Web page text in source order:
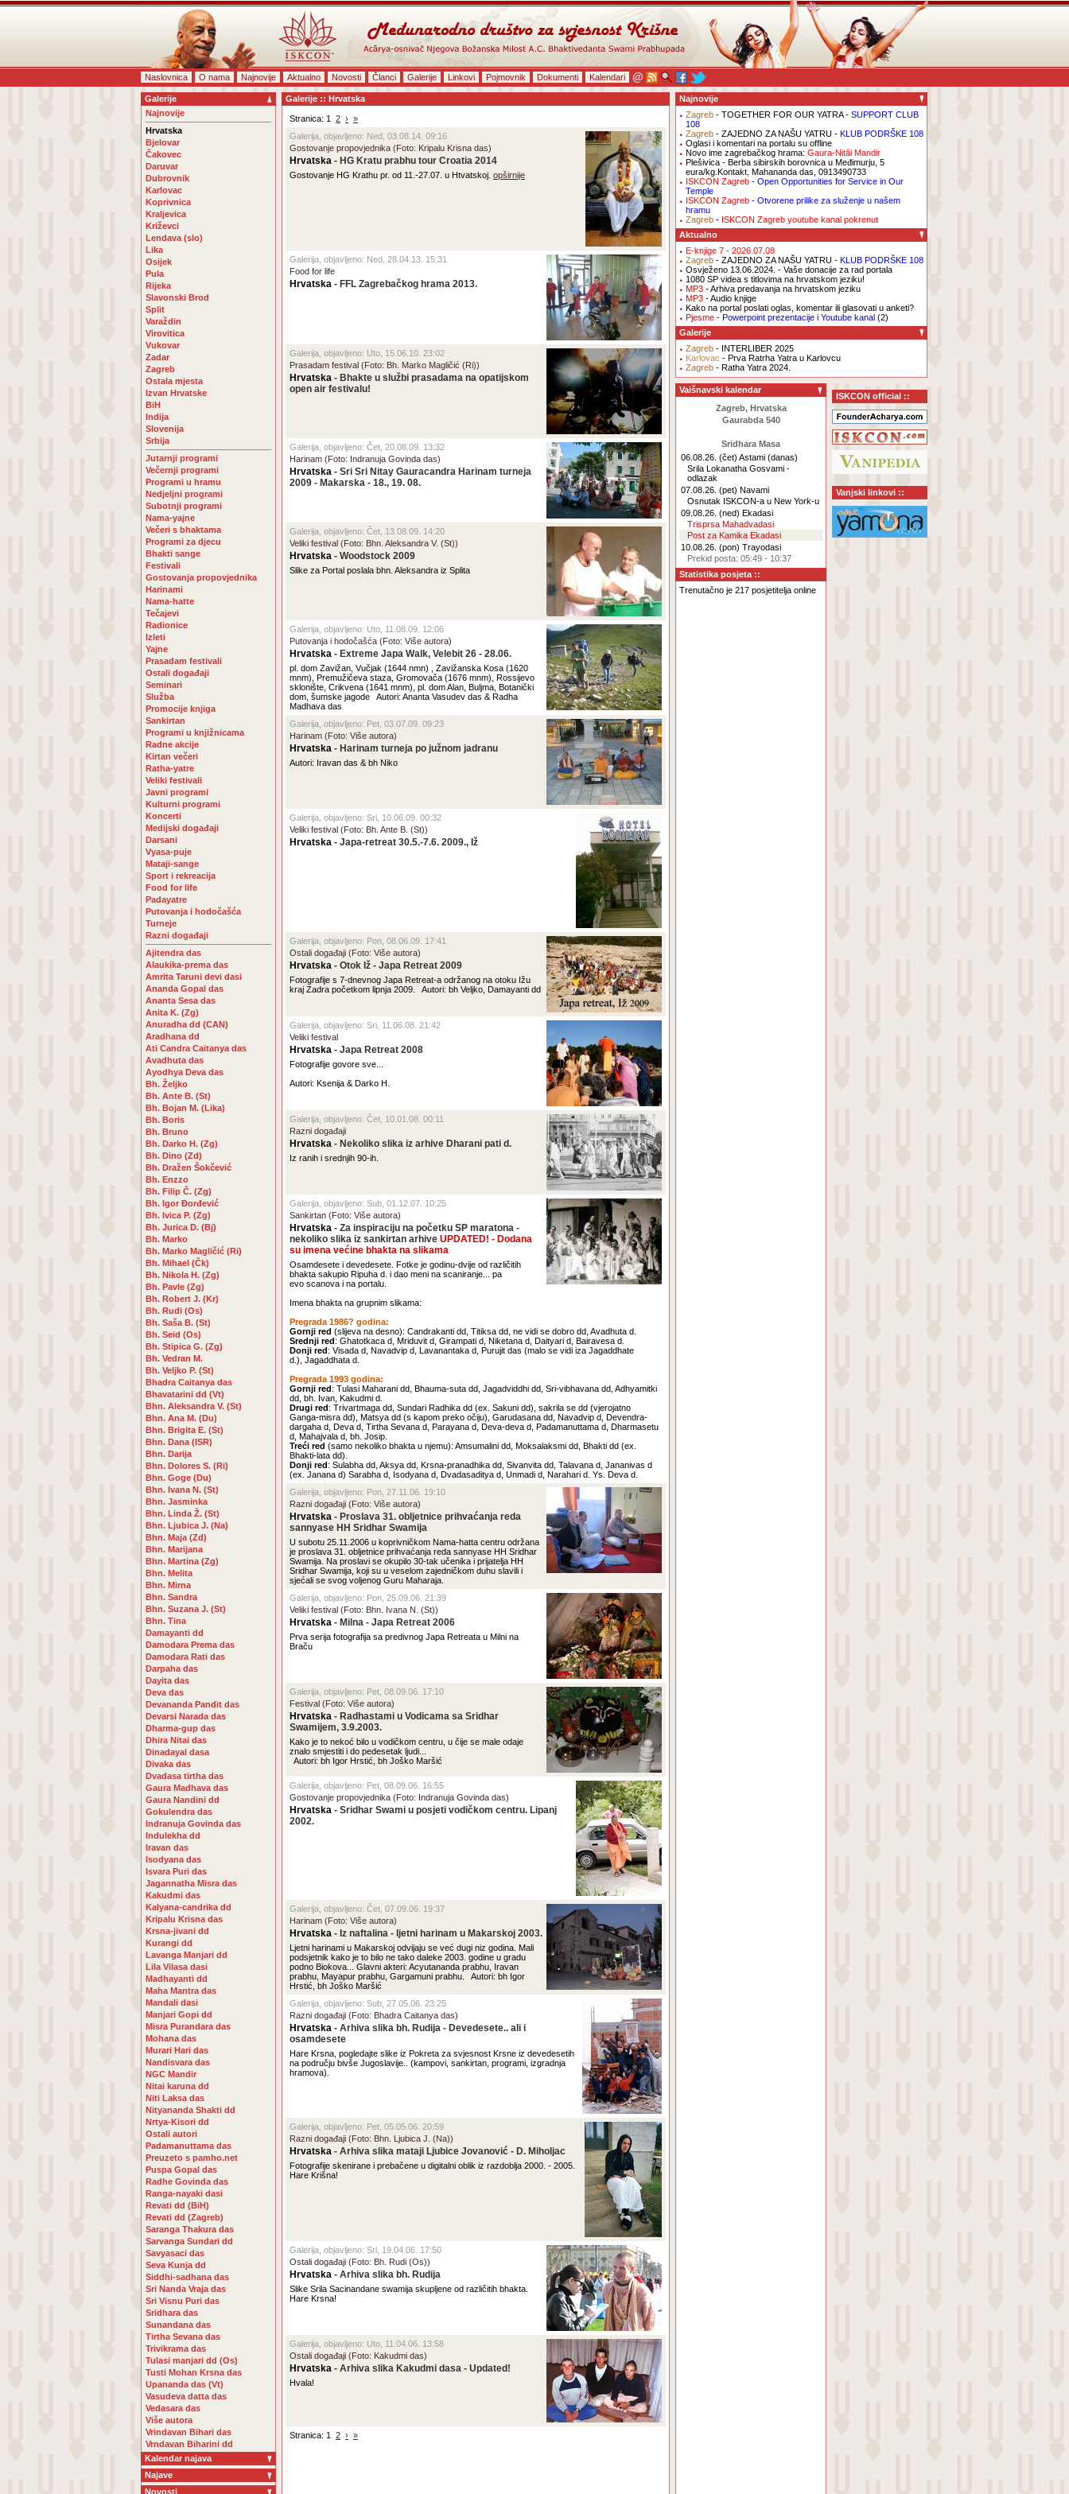
Naslovnica O nama Najnovije Aktualno Novosti Članci Galerije Linkovi Pojmovnik Dokumenti Kalendari
Galerije
Najnovije
Hrvatska
Bjelovar
Čakovec
Daruvar
Dubrovnik
Karlovac
Koprivnica
Kraljevica
Križevci
Lendava (slo)
Lika
Osijek
Pula
Rijeka
Slavonski Brod
Split
Varaždin
Virovitica
Vukovar
Zadar
Zagreb
Ostala mjesta
Izvan Hrvatske
BiH
Indija
Slovenija
Srbija
Jutarnji programi
Večernji programi
Programi u hramu
Nedjeljni programi
Subotnji programi
Nama-yajne
Večeri s bhaktama
Programi za djecu
Bhakti sange
Festivali
Gostovanja propovjednika
Harinami
Nama-hatte
Tečajevi
Radionice
Izleti
Yajne
Prasadam festivali
Ostali događaji
Seminari
Služba
Promocije knjiga
Sankirtan
Programi u knjižnicama
Radne akcije
Kirtan večeri
Ratha-yatre
Veliki festivali
Javni programi
Kulturni programi
Koncerti
Medijski događaji
Darsani
Vyasa-puje
Mataji-sange
Sport i rekreacija
Food for life
Padayatre
Putovanja i hodočašća
Turneje
Razni događaji
Ajitendra das
Alaukika-prema das
Amrita Taruni devi dasi
Ananda Gopal das
Ananta Sesa das
Anita K. (Zg)
Anuradha dd (CAN)
Aradhana dd
Ati Candra Caitanya das
Avadhuta das
Ayodhya Deva das
Bh. Željko
Bh. Ante B. (St)
Bh. Bojan M. (Lika)
Bh. Boris
Bh. Bruno
Bh. Darko H. (Zg)
Bh. Dino (Zd)
Bh. Dražen Šokčević
Bh. Enzzo
Bh. Filip Č. (Zg)
Bh. Igor Đorđević
Bh. Ivica P. (Zg)
Bh. Jurica D. (Bj)
Bh. Marko
Bh. Marko Magličić (Ri)
Bh. Mihael (Čk)
Bh. Nikola H. (Zg)
Bh. Pavle (Zg)
Bh. Robert J. (Kr)
Bh. Rudi (Os)
Bh. Saša B. (St)
Bh. Seid (Os)
Bh. Stipica G. (Zg)
Bh. Vedran M.
Bh. Veljko P. (St)
Bhadra Caitanya das
Bhavatarini dd (Vt)
Bhn. Aleksandra V. (St)
Bhn. Ana M. (Du)
Bhn. Brigita E. (St)
Bhn. Dana (ISR)
Bhn. Darija
Bhn. Dolores S. (Ri)
Bhn. Goge (Du)
Bhn. Ivana N. (St)
Bhn. Jasminka
Bhn. Linda Ž. (St)
Bhn. Ljubica J. (Na)
Bhn. Maja (Zd)
Bhn. Marijana
Bhn. Martina (Zg)
Bhn. Melita
Bhn. Mirna
Bhn. Sandra
Bhn. Suzana J. (St)
Bhn. Tina
Damayanti dd
Damodara Prema das
Damodara Rati das
Darpaha das
Dayita das
Deva das
Devananda Pandit das
Devarsi Narada das
Dharma-gup das
Dhira Nitai das
Dinadayal dasa
Divaka das
Dvadasa tirtha das
Gaura Madhava das
Gaura Nandini dd
Gokulendra das
Indranuja Govinda das
Indulekha dd
Iravan das
Isodyana das
Isvara Puri das
Jagannatha Misra das
Kakudmi das
Kalyana-candrika dd
Kripalu Krisna das
Krsna-jivani dd
Kurangi dd
Lavanga Manjari dd
Lila Vilasa dasi
Madhayanti dd
Maha Mantra das
Mandali dasi
Manjari Gopi dd
Misra Purandara das
Mohana das
Murari Hari das
Nandisvara das
NGC Mandir
Nitai karuna dd
Niti Laksa das
Nityananda Shakti dd
Nrtya-Kisori dd
Ostali autori
Padamanuttama das
Preuzeto s pamho.net
Puspa Gopal das
Radhe Govinda das
Ranga-nayaki dasi
Revati dd (BiH)
Revati dd (Zagreb)
Saranga Thakura das
Sarvanga Sundari dd
Savyasaci das
Seva Kunja dd
Siddhi-sadhana das
Sri Nanda Vraja das
Sri Visnu Puri das
Sridhara das
Sunandana das
Tirtha Sevana das
Trivikrama das
Tulasi manjari dd (Os)
Tusti Mohan Krsna das
Upananda das (Vt)
Vasudeva datta das
Vedasara das
Više autora
Vrindavan Bihari das
Vrndavan Biharini dd
Kalendar najava
Najave
Novosti
Galerije :: Hrvatska
Stranica: 1 2 › »
Galerija, objavljeno: Ned, 03.08.14. 09:16
Gostovanje propovjednika (Foto: Kripalu Krisna das)
Hrvatska - HG Kratu prabhu tour Croatia 2014
Gostovanje HG Krathu pr. od 11.-27.07. u Htvatskoj. opširnije
Galerija, objavljeno: Ned, 28.04.13. 15:31
Food for life
Hrvatska - FFL Zagrebačkog hrama 2013.
Galerija, objavljeno: Uto, 15.06.10. 23:02
Prasadam festival (Foto: Bh. Marko Magličić (Ri))
Hrvatska - Bhakte u službi prasadama na opatijskom
open air festivalu!
Galerija, objavljeno: Čet, 20.08.09. 13:32
Harinam (Foto: Indranuja Govinda das)
Hrvatska - Sri Sri Nitay Gauracandra Harinam turneja
2009 - Makarska - 18., 19. 08.
Galerija, objavljeno: Čet, 13.08.09. 14:20
Veliki festival (Foto: Bhn. Aleksandra V. (St))
Hrvatska - Woodstock 2009
Slike za Portal poslala bhn. Aleksandra iz Splita
Galerija, objavljeno: Uto, 11.08.09. 12:06
Putovanja i hodočašća (Foto: Više autora)
Hrvatska - Extreme Japa Walk, Velebit 26 - 28.06.
pl. dom Zavižan, Vučjak (1644 nmn) , Zavižanska Kosa (1620
mnm), Premužičeva staza, Gromovača (1676 mnm), Rossijevo
sklonište, Crikvena (1641 mnm), pl. dom Alan, Buljma, Botanički
dom, šumske jagode Autori: Ananta Vasudev das & Radha
Madhava das
Galerija, objavljeno: Pet, 03.07.09. 09:23
Harinam (Foto: Više autora)
Hrvatska - Harinam turneja po južnom jadranu
Autori: Iravan das & bh Niko
Galerija, objavljeno: Sri, 10.06.09. 00:32
Veliki festival (Foto: Bh. Ante B. (St))
Hrvatska - Japa-retreat 30.5.-7.6. 2009., Iž
Galerija, objavljeno: Pon, 08.06.09. 17:41
Ostali događaji (Foto: Više autora)
Hrvatska - Otok Iž - Japa Retreat 2009
Fotografije s 7-dnevnog Japa Retreat-a održanog na otoku Ižu
kraj Zadra početkom lipnja 2009. Autori: bh Veljko, Damayanti dd
Galerija, objavljeno: Sri, 11.06.08. 21:42
Veliki festival
Hrvatska - Japa Retreat 2008
Fotografije govore sve...
Autori: Ksenija & Darko H.
Galerija, objavljeno: Čet, 10.01.08. 00:11
Razni događaji
Hrvatska - Nekoliko slika iz arhive Dharani pati d.
Iz ranih i srednjih 90-ih.
Galerija, objavljeno: Sub, 01.12.07. 10:25
Sankirtan (Foto: Više autora)
Hrvatska - Za inspiraciju na početku SP maratona -
nekoliko slika iz sankirtan arhive UPDATED! - Dodana
su imena većine bhakta na slikama
Osamdesete i devedesete. Fotke je godinu-dvije od različitih
bhakta sakupio Ripuha d. i dao meni na scaniranje... pa
evo scanova i na portalu.
Imena bhakta na grupnim slikama:
Pregrada 1986? godina:
Gornji red (slijeva na desno): Candrakanti dd, Titiksa dd, ne vidi se dobro dd, Avadhuta d.
Srednji red: Ghatotkaca d, Mriduvit d, Girampati d, Niketana d, Daityari d, Bairavesa d.
Donji red: Visada d, Navadvip d, Lavanantaka d, Purujit das (malo se vidi iza Jagaddhate
d.), Jagaddhata d.
Pregrada 1993 godina:
Gornji red: Tulasi Maharani dd, Bhauma-suta dd, Jagadviddhi dd, Sri-vibhavana dd, Adhyamitki
dd, bh. Ivan, Kakudmi d.
Drugi red: Trivartmaga dd, Sundari Radhika dd (ex. Sakuni dd), sakrila se dd (vjerojatno
Ganga-misra dd), Matsya dd (s kapom preko očiju), Garudasana dd, Navadvip d, Devendra-
dargaha d, Deva d, Tirtha Sevana d, Parayana d, Deva-deva d, Padamanuttama d, Dharmasetu
d, Mahajvala d, bh. Josip.
Treći red (samo nekoliko bhakta u njemu): Amsumalini dd, Moksalaksmi dd, Bhakti dd (ex.
Bhakti-lata dd).
Donji red: Sulabha dd, Aksya dd, Krsna-pranadhika dd, Sivanvita dd, Talavana d, Jananivas d
(ex. Janana d) Sarabha d, Isodyana d, Dvadasaditya d, Unmadi d, Narahari d. Ys. Deva d.
Galerija, objavljeno: Pon, 27.11.06. 19:10
Razni događaji (Foto: Više autora)
Hrvatska - Proslava 31. obljetnice prihvaćanja reda
sannyase HH Sridhar Swamija
U subotu 25.11.2006 u koprivničkom Nama-hatta centru održana
je proslava 31. obljetnice prihvaćanja reda sannyase HH Sridhar
Swamija. Na proslavi se okupilo 30-tak učenika i prijatelja HH
Sridhar Swamija, koji su u veselom zajedničkom duhu slavili i
sjećali se svog voljenog Guru Maharaja.
Galerija, objavljeno: Pon, 25.09.06. 21:39
Veliki festival (Foto: Bhn. Ivana N. (St))
Hrvatska - Milna - Japa Retreat 2006
Prva serija fotografija sa predivnog Japa Retreata u Milni na
Braču
Galerija, objavljeno: Pet, 08.09.06. 17:10
Festival (Foto: Više autora)
Hrvatska - Radhastami u Vodicama sa Sridhar
Swamijem, 3.9.2003.
Kako je to nekoć bilo u vodičkom centru, u čije se male odaje
znalo smjestiti i do pedesetak ljudi...
Autori: bh Igor Hrstić, bh Joško Maršić
Galerija, objavljeno: Pet, 08.09.06. 16:55
Gostovanje propovjednika (Foto: Indranuja Govinda das)
Hrvatska - Sridhar Swami u posjeti vodičkom centru. Lipanj
2002.
Galerija, objavljeno: Čet, 07.09.06. 19:37
Harinam (Foto: Više autora)
Hrvatska - Iz naftalina - ljetni harinam u Makarskoj 2003.
Ljetni harinami u Makarskoj odvijaju se već dugi niz godina. Mali
podsjetnik kako je to bilo ne tako daleke 2003. godine u gradu
podno Biokova... Glavni akteri: Acyutananda prabhu, Iravan
prabhu, Mayapur prabhu, Gargamuni prabhu. Autori: bh Igor
Hrstić, bh Joško Maršić
Galerija, objavljeno: Sub, 27.05.06. 23:25
Razni događaji (Foto: Bhadra Caitanya das)
Hrvatska - Arhiva slika bh. Rudija - Devedesete.. ali i
osamdesete
Hare Krsna, pogledajte slike iz Pokreta za svjesnost Krsne iz devedesetih
na području bivše Jugoslavije.. (kampovi, sankirtan, programi, izgradnja
hramova).
Galerija, objavljeno: Pet, 05.05.06. 20:59
Razni događaji (Foto: Bhn. Ljubica J. (Na))
Hrvatska - Arhiva slika mataji Ljubice Jovanović - D. Miholjac
Fotografije skenirane i prebačene u digitalni oblik iz razdoblja 2000. - 2005.
Hare Krišna!
Galerija, objavljeno: Sri, 19.04.06. 17:50
Ostali događaji (Foto: Bh. Rudi (Os))
Hrvatska - Arhiva slika bh. Rudija
Slike Srila Sacinandane swamija skupljene od različitih bhakta.
Hare Krsna!
Galerija, objavljeno: Uto, 11.04.06. 13:58
Ostali događaji (Foto: Kakudmi das)
Hrvatska - Arhiva slika Kakudmi dasa - Updated!
Hvala!
Stranica: 1 2 › »
Najnovije
Zagreb - TOGETHER FOR OUR YATRA - SUPPORT CLUB
108
Zagreb - ZAJEDNO ZA NAŠU YATRU - KLUB PODRŠKE 108
Oglasi i komentari na portalu su offline
Novo ime zagrebačkog hrama: Gaura-Nitāi Mandir
Plešivica - Berba sibirskih borovnica u Međimurju, 5
eura/kg.Kontakt, Mahananda das, 0913490733
ISKCON Zagreb - Open Opportunities for Service in Our
Temple
ISKCON Zagreb - Otvorene prilike za služenje u našem
hramu
Zagreb - ISKCON Zagreb youtube kanal pokrenut
Aktualno
E-knjige 7 - 2026.07.08
Zagreb - ZAJEDNO ZA NAŠU YATRU - KLUB PODRŠKE 108
Osvježeno 13.06.2024. - Vaše donacije za rad portala
1080 SP videa s titlovima na hrvatskom jeziku!
MP3 - Arhiva predavanja na hrvatskom jeziku
MP3 - Audio knjige
Kako na portal poslati oglas, komentar ili glasovati u anketi?
Pjesme - Powerpoint prezentacije i Youtube kanal (2)
Galerije
Zagreb - INTERLIBER 2025
Karlovac - Prva Ratrha Yatra u Karlovcu
Zagreb - Ratha Yatra 2024.
Vaišnavski kalendar
Zagreb, Hrvatska
Gaurabda 540
Sridhara Masa
06.08.26. (čet) Astami (danas)
Srila Lokanatha Gosvami -
odlazak
07.08.26. (pet) Navami
Osnutak ISKCON-a u New York-u
09.08.26. (ned) Ekadasi
Trisprsa Mahadvadasi
Post za Kamika Ekadasi
10.08.26. (pon) Trayodasi
Prekid posta: 05:49 - 10:37
Statistika posjeta ::
Trenutačno je 217 posjetitelja online
ISKCON official ::
Vanjski linkovi ::